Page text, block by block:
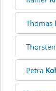
Thomas
Thorsten
Petra